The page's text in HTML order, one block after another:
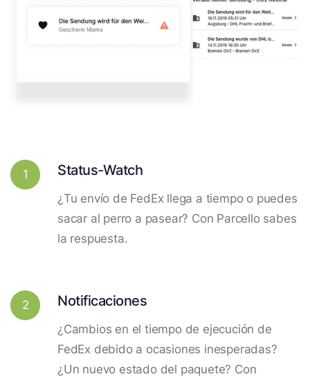
1 Status-Watch
¿Tu envío de FedEx llega a tiempo o puedes
sacar al perro a pasear? Con Parcello sabes
la respuesta.
2 Notificaciones
¿Cambios en el tiempo de ejecución de
FedEx debido a ocasiones inesperadas?
¿Un nuevo estado del paquete? Con